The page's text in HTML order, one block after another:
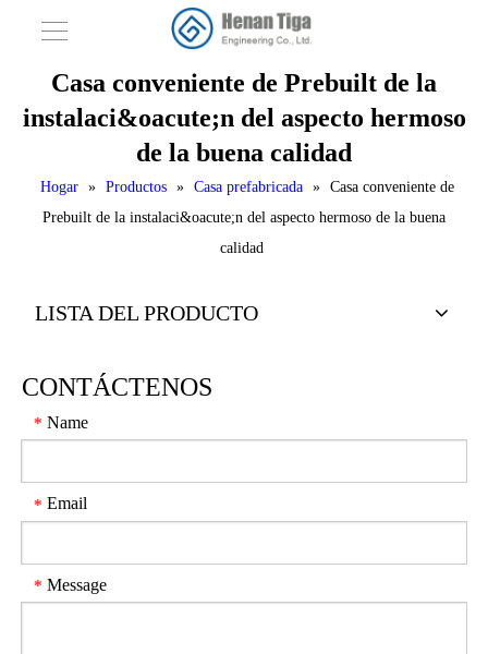
Casa conveniente de Prebuilt de la
instalaci&oacute;n del aspecto hermoso
de la buena calidad
Hogar » Productos » Casa prefabricada » Casa conveniente de
Prebuilt de la instalaci&oacute;n del aspecto hermoso de la buena
calidad
LISTA DEL PRODUCTO
CONTÁCTENOS
* Name
* Email
* Message